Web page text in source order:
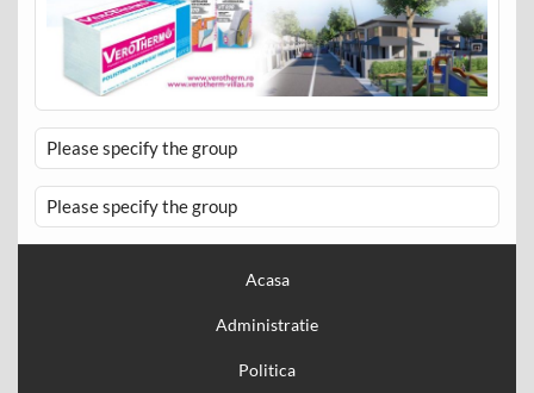
Please specify the group
Please specify the group
Acasa
Administratie
Politica